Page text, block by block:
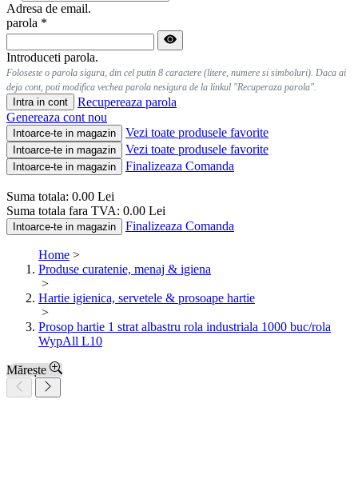
Adresa de email.
parola *
Introduceti parola.
Foloseste o parola sigura, din cel putin 8 caractere (litere, numere si simboluri). Daca ai
deja cont, poti modifica vechea parola nesigura de la linkul "Recuperaza parola".
Intra in cont
Recupereaza parola
Genereaza cont nou
Intoarce-te in magazin Vezi toate produsele favorite
Intoarce-te in magazin Vezi toate produsele favorite
Intoarce-te in magazin Finalizeaza Comanda
Suma totala: 0.00 Lei
Suma totala fara TVA: 0.00 Lei
Intoarce-te in magazin Finalizeaza Comanda
Home >
Produse curatenie, menaj & igiena
>
Hartie igienica, servetele & prosoape hartie
>
Prosop hartie 1 strat albastru rola industriala 1000 buc/rola
WypAll L10
Mărește